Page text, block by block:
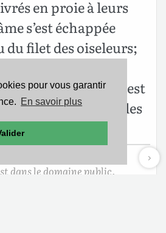
pour vous garantir
En savoir plus
en proie à leurs
s’est échappée
du filet des oiseleurs;
8Notre secours est
l’Éternel,Qui a fait les
dans le domaine public.